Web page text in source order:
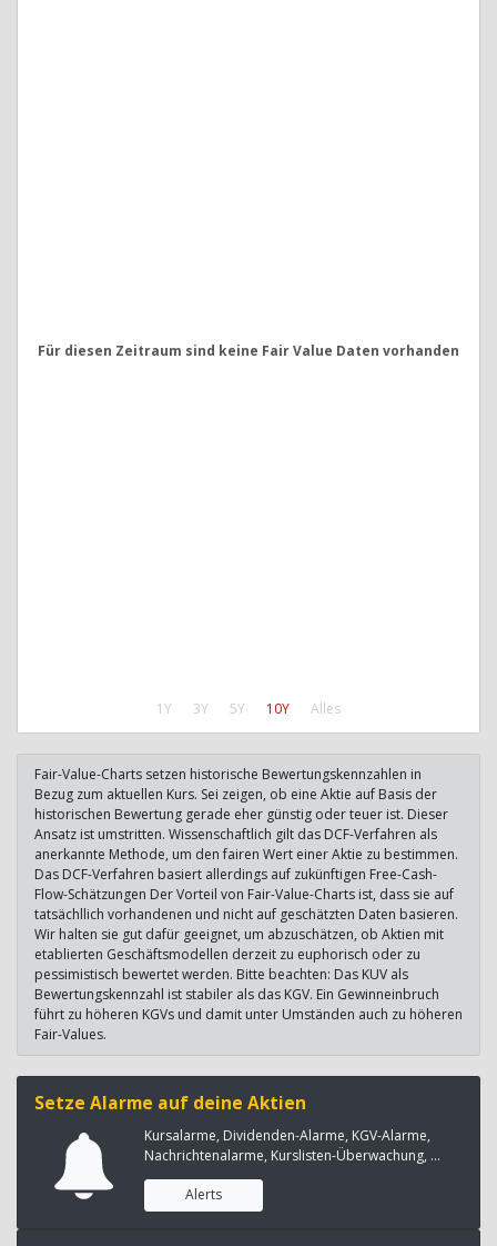
1Y 3Y 5Y 10Y Alles
Für diesen Zeitraum sind keine Fair Value Daten vorhanden
Fair-Value-Charts setzen historische Bewertungskennzahlen in
Bezug zum aktuellen Kurs. Sei zeigen, ob eine Aktie auf Basis der
historischen Bewertung gerade eher günstig oder teuer ist. Dieser
Ansatz ist umstritten. Wissenschaftlich gilt das DCF-Verfahren als
anerkannte Methode, um den fairen Wert einer Aktie zu bestimmen.
Das DCF-Verfahren basiert allerdings auf zukünftigen Free-Cash-
Flow-Schätzungen Der Vorteil von Fair-Value-Charts ist, dass sie auf
tatsächllich vorhandenen und nicht auf geschätzten Daten basieren.
Wir halten sie gut dafür geeignet, um abzuschätzen, ob Aktien mit
etablierten Geschäftsmodellen derzeit zu euphorisch oder zu
pessimistisch bewertet werden. Bitte beachten: Das KUV als
Bewertungskennzahl ist stabiler als das KGV. Ein Gewinneinbruch
führt zu höheren KGVs und damit unter Umständen auch zu höheren
Fair-Values.
Setze Alarme auf deine Aktien
Kursalarme, Dividenden-Alarme, KGV-Alarme,
Nachrichtenalarme, Kurslisten-Überwachung, ...
Alerts